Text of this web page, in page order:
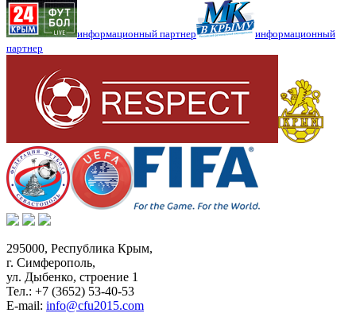
информационный партнер
информационный
партнер
295000, Республика Крым,
г. Симферополь,
ул. Дыбенко, строение 1
Тел.: +7 (3652) 53-40-53
E-mail: info@cfu2015.com